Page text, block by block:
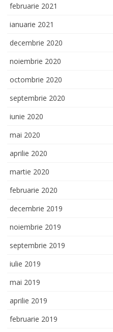
februarie 2021
ianuarie 2021
decembrie 2020
noiembrie 2020
octombrie 2020
septembrie 2020
iunie 2020
mai 2020
aprilie 2020
martie 2020
februarie 2020
decembrie 2019
noiembrie 2019
septembrie 2019
iulie 2019
mai 2019
aprilie 2019
februarie 2019